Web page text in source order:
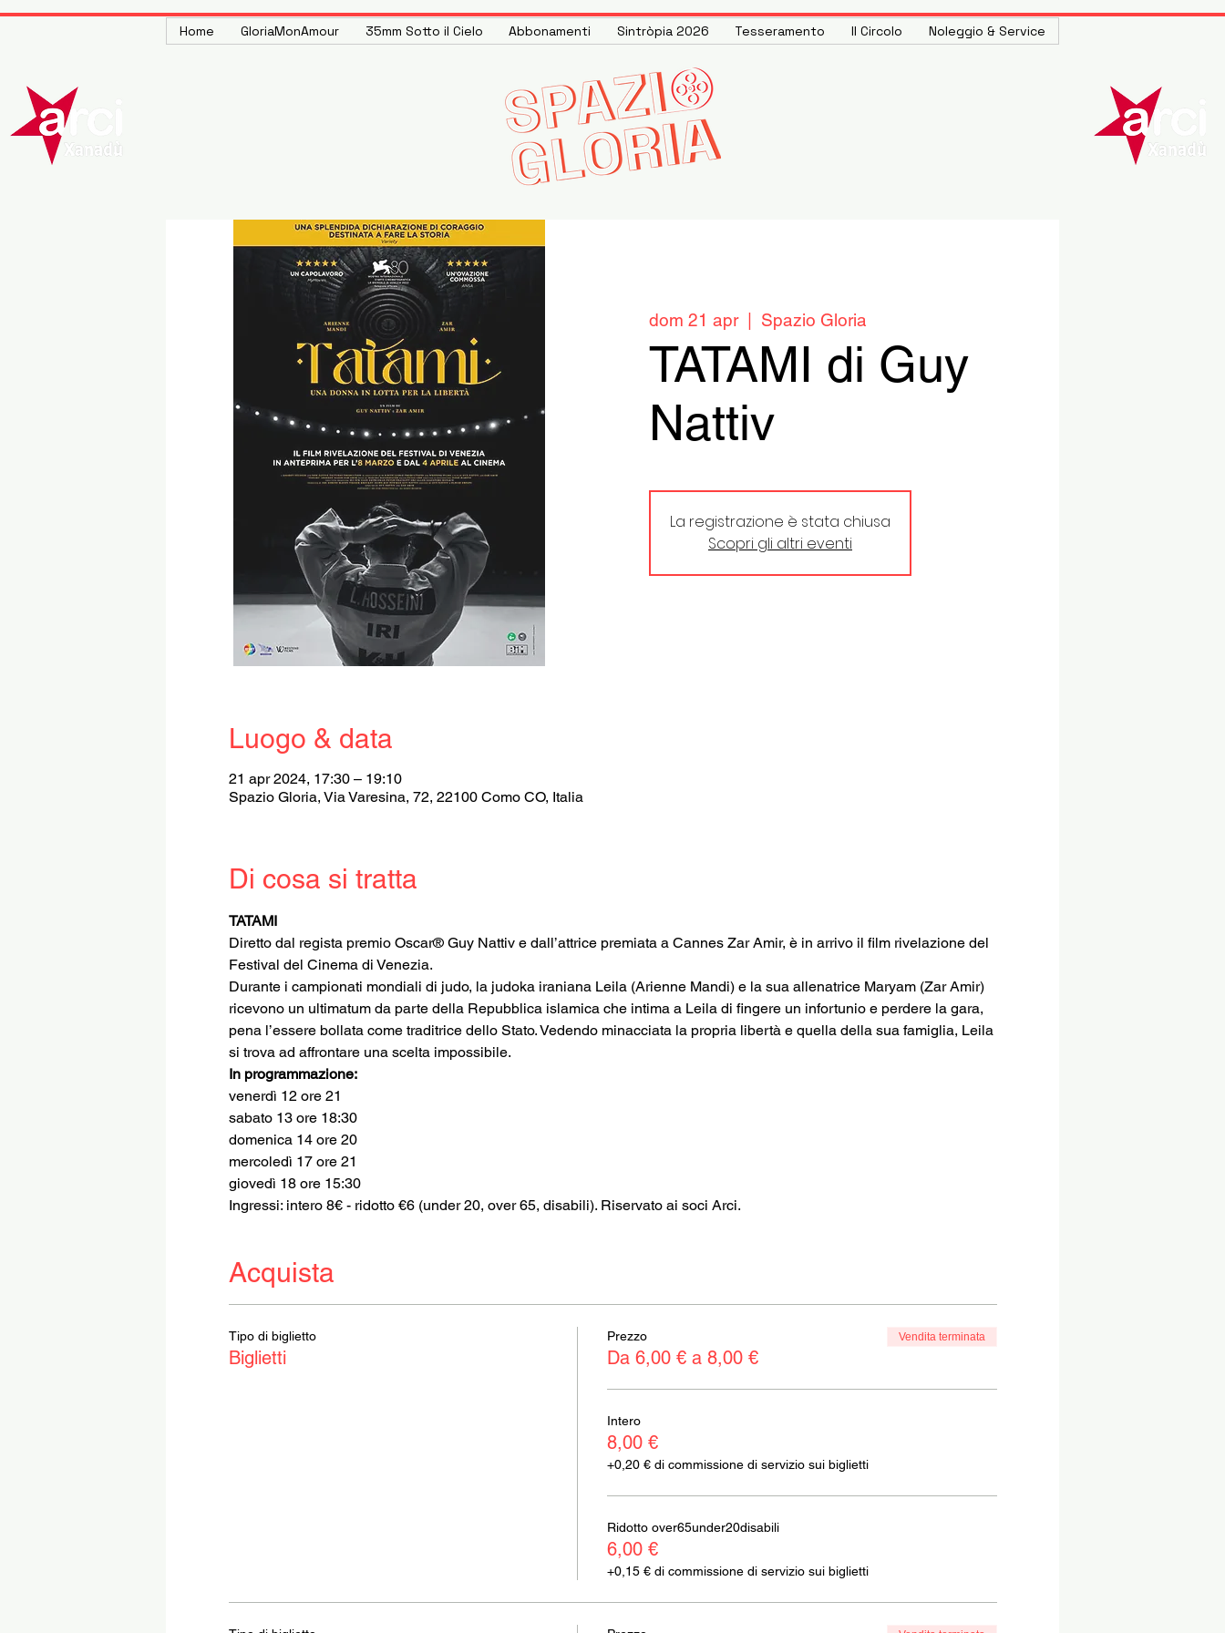
Home GloriaMonAmour 35mm Sotto il Cielo Abbonamenti Sintròpia 2026 Tesseramento Il Circolo Noleggio & Service
dom 21 apr
  |
Spazio Gloria
TATAMI di Guy
Nattiv
La registrazione è stata chiusa
Scopri gli altri eventi
Luogo & data
21 apr 2024, 17:30 – 19:10
Spazio Gloria, Via Varesina, 72, 22100 Como CO, Italia
Di cosa si tratta
TATAMI
Diretto dal regista premio Oscar® Guy Nattiv e dall’attrice premiata a Cannes Zar Amir, è in arrivo il film rivelazione del
Festival del Cinema di Venezia.
Durante i campionati mondiali di judo, la judoka iraniana Leila (Arienne Mandi) e la sua allenatrice Maryam (Zar Amir)
ricevono un ultimatum da parte della Repubblica islamica che intima a Leila di fingere un infortunio e perdere la gara,
pena l’essere bollata come traditrice dello Stato. Vedendo minacciata la propria libertà e quella della sua famiglia, Leila
si trova ad affrontare una scelta impossibile.
In programmazione:
venerdì 12 ore 21
sabato 13 ore 18:30
domenica 14 ore 20
mercoledì 17 ore 21
giovedì 18 ore 15:30
Ingressi: intero 8€ - ridotto €6 (under 20, over 65, disabili). Riservato ai soci Arci.
Acquista
Tipo di biglietto
Biglietti
Prezzo
Da 6,00 € a 8,00 €
Vendita terminata
Intero
8,00 €
+0,20 € di commissione di servizio sui biglietti
Ridotto over65under20disabili
6,00 €
+0,15 € di commissione di servizio sui biglietti